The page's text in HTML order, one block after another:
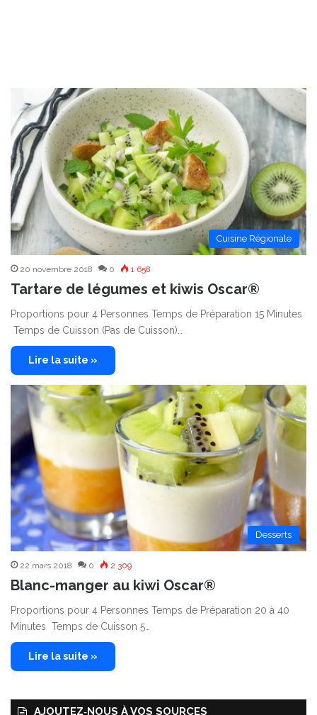
Cuisine Régionale
20 novembre 2018 0 1 658
Tartare de légumes et kiwis Oscar®
Proportions pour 4 Personnes Temps de Préparation 15 Minutes
Temps de Cuisson (Pas de Cuisson)…
Lire la suite »
Desserts
22 mars 2018 0 2 309
Blanc-manger au kiwi Oscar®
Proportions pour 4 Personnes Temps de Préparation 20 à 40
Minutes Temps de Cuisson 5…
Lire la suite »
AJOUTEZ‑NOUS À VOS SOURCES